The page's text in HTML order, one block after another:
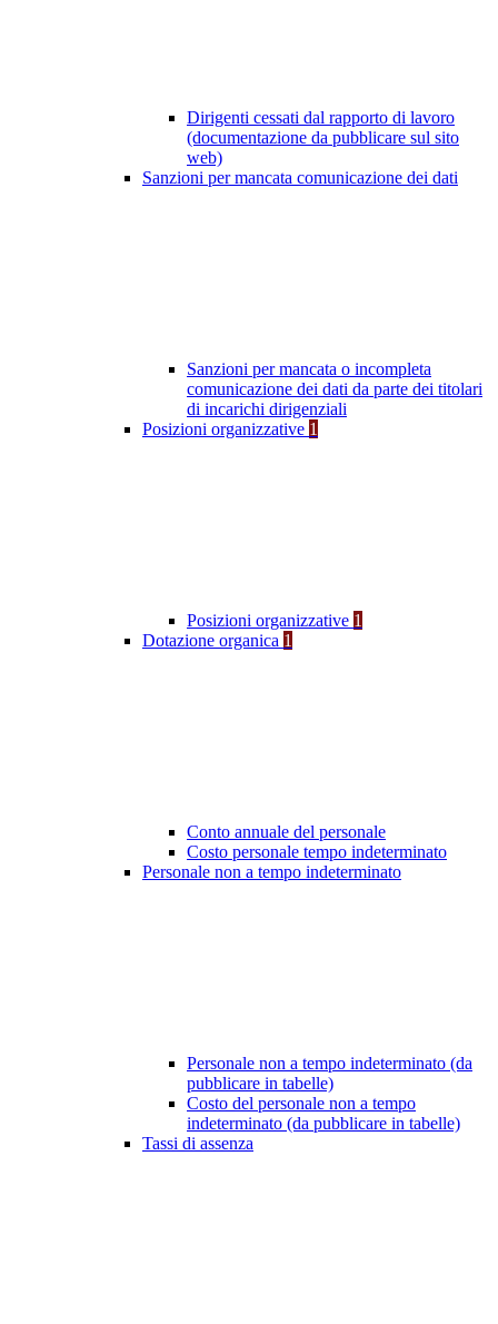
Dirigenti cessati dal rapporto di lavoro
(documentazione da pubblicare sul sito
web)
Sanzioni per mancata comunicazione dei dati
Sanzioni per mancata o incompleta
comunicazione dei dati da parte dei titolari
di incarichi dirigenziali
Posizioni organizzative 1
Posizioni organizzative 1
Dotazione organica 1
Conto annuale del personale
Costo personale tempo indeterminato
Personale non a tempo indeterminato
Personale non a tempo indeterminato (da
pubblicare in tabelle)
Costo del personale non a tempo
indeterminato (da pubblicare in tabelle)
Tassi di assenza